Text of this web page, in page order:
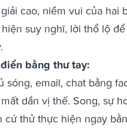
cao, niềm vui của hai
suy nghĩ, lời thổ lộ
bằng thư tay:
sóng, email, chat bằng
dần vị thế. Song, sự
cứ thử thực hiện ngay